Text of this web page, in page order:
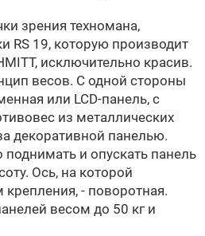
зрения техномана,
RS 19, которую производит
исключительно красив.
весов. С одной стороны
или LCD-панель, с
из металлических
декоративной панелью.
и опускать панель
Ось, на которой
- поворотная.
весом до 50 кг и